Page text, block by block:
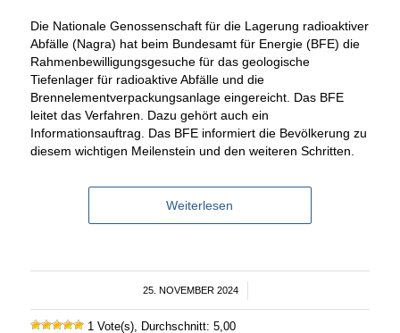
Die Nationale Genossenschaft für die Lagerung radioaktiver
Abfälle (Nagra) hat beim Bundesamt für Energie (BFE) die
Rahmenbewilligungsgesuche für das geologische
Tiefenlager für radioaktive Abfälle und die
Brennelementverpackungsanlage eingereicht. Das BFE
leitet das Verfahren. Dazu gehört auch ein
Informationsauftrag. Das BFE informiert die Bevölkerung zu
diesem wichtigen Meilenstein und den weiteren Schritten.
Weiterlesen
25. NOVEMBER 2024
/
1 Vote(s), Durchschnitt: 5,00